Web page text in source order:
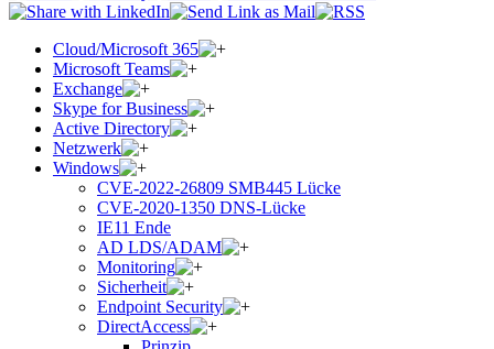
Cloud/Microsoft 365
Microsoft Teams
Exchange
Skype for Business
Active Directory
Netzwerk
Windows
CVE-2022-26809 SMB445 Lücke
CVE-2020-1350 DNS-Lücke
IE11 Ende
AD LDS/ADAM
Monitoring
Sicherheit
Endpoint Security
DirectAccess